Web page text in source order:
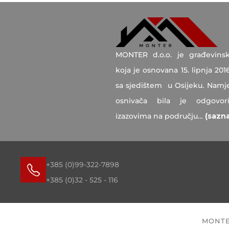
MONTER d.o.o. je
koja je osnovana 15. lipnja
sa sjedištem u Osijeku.
osnivača bila je
izazovima na području…
+385 (0)99-322-7898
+385 (0)32 - 525 - 116